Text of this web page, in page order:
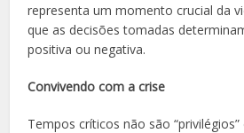
representa um momento crucial da
que as decisões tomadas
positiva ou negativa.
Convivendo com a crise
Tempos críticos não são